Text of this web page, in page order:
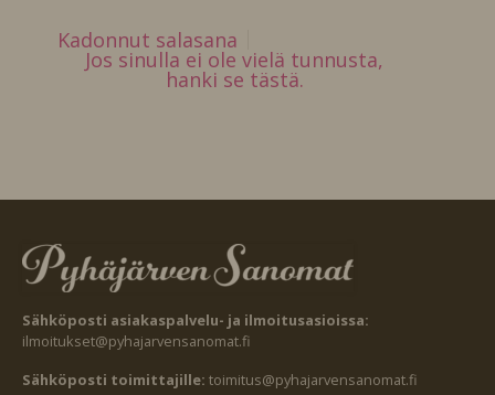
Kadonnut salasana
Jos sinulla ei ole vielä tunnusta,
hanki se tästä.
Sähköposti asiakaspalvelu- ja ilmoitusasioissa:
ilmoitukset@pyhajarvensanomat.fi
Sähköposti toimittajille: toimitus@pyhajarvensanomat.fi